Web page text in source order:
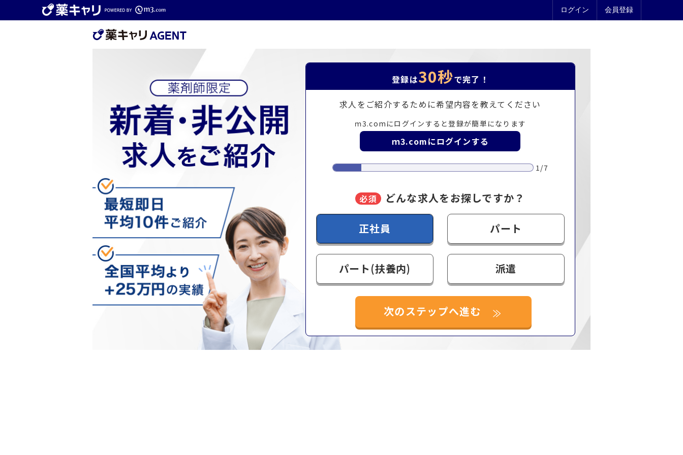
ログイン 会員登録
登録は30秒で完了！
求人をご紹介するために希望内容を教えてください
ｍ3.comにログインすると登録が簡単になります
ｍ3.comにログインする
1/7
必須 どんな求人をお探しですか？
正社員 パート
パート(扶養内) 派遣
次のステップへ進む